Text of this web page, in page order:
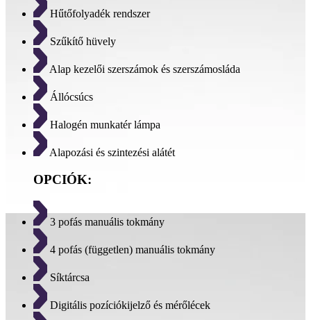
Hűtőfolyadék rendszer
Szűkítő hüvely
Alap kezelői szerszámok és szerszámosláda
Állócsúcs
Halogén munkatér lámpa
Alapozási és szintezési alátét
OPCIÓK:
3 pofás manuális tokmány
4 pofás (független) manuális tokmány
Síktárcsa
Digitális pozíciókijelző és mérőlécek